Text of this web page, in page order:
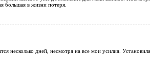
большая в жизни потеря.
несколько дней, несмотря на все мои усилия.